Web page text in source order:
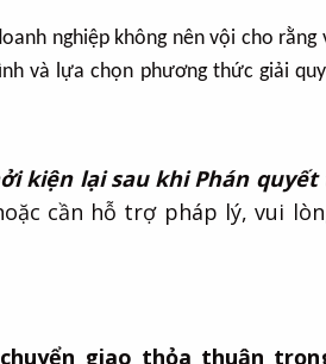
nghiệp không nên vội cho rằng
và lựa chọn phương thức giải
kiện lại sau khi Phán quyết
cần hỗ trợ pháp lý, vui
giao thỏa thuận